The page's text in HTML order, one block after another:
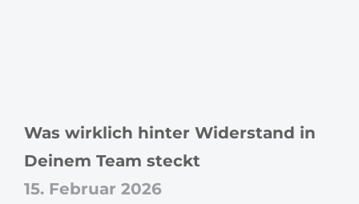
Was wirklich hinter Widerstand in
Deinem Team steckt
15. Februar 2026